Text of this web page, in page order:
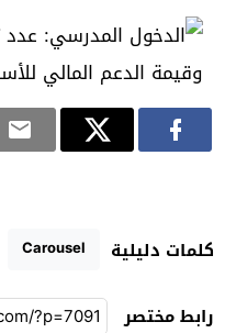
كلمات دليلية Carousel
رابط مختصر